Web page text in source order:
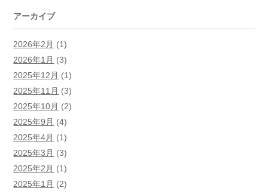
アーカイブ
2026年2月 (1)
2026年1月 (3)
2025年12月 (1)
2025年11月 (3)
2025年10月 (2)
2025年9月 (4)
2025年4月 (1)
2025年3月 (3)
2025年2月 (1)
2025年1月 (2)